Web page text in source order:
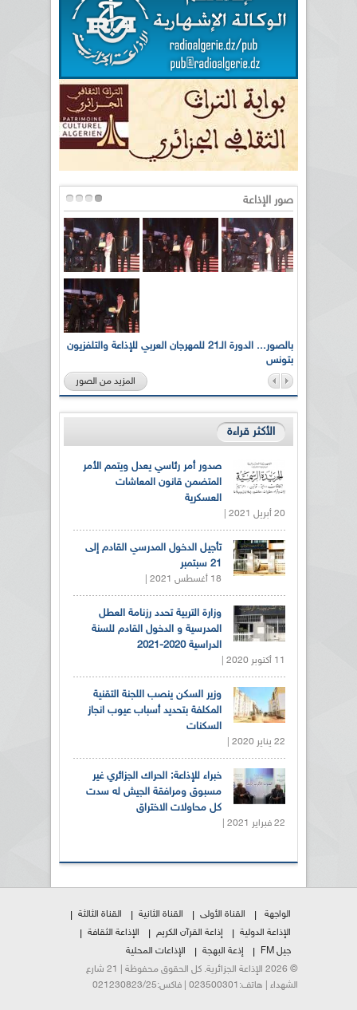
صور الإذاعة
بالصور... الدورة الـ21 للمهرجان العربي للإذاعة والتلفزيون
بتونس
المزيد من الصور
الأكثر قراءة
صدور أمر رئاسي يعدل ويتمم الأمر
المتضمن قانون المعاشات
العسكرية
20 أبريل 2021 |
تأجيل الدخول المدرسي القادم إلى
21 سبتمبر
18 أغسطس 2021 |
وزارة التربية تحدد رزنامة العطل
المدرسية و الدخول القادم للسنة
الدراسية 2020-2021
11 أكتوبر 2020 |
وزير السكن ينصب اللجنة التقنية
المكلفة بتحديد أسباب عيوب انجاز
السكنات
22 يناير 2020 |
خبراء للإذاعة: الحراك الجزائري غير
مسبوق ومرافقة الجيش له سدت
كل محاولات الاختراق
22 فبراير 2021 |
الواجهة القناة الأولى القناة الثانية
القناة الثالثة
الإذاعة الدولية
إذاعة القرآن الكريم
الإذاعة الثقافة
جيل FM
إذعة البهجة
الإذاعات المحلية
© 2026 الإذاعة الجزائرية. كل الحقوق محفوظة | 21 شارع
الشهداء | هاتف:023500301 | فاكس:021230823/25